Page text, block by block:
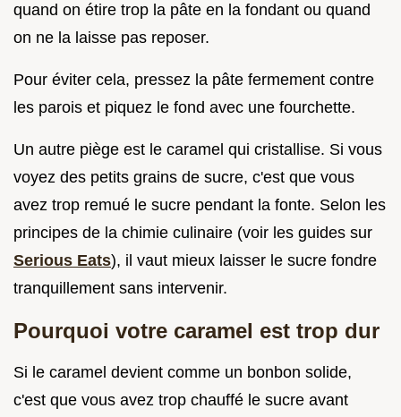
quand on étire trop la pâte en la fondant ou quand
on ne la laisse pas reposer.
Pour éviter cela, pressez la pâte fermement contre
les parois et piquez le fond avec une fourchette.
Un autre piège est le caramel qui cristallise. Si vous
voyez des petits grains de sucre, c'est que vous
avez trop remué le sucre pendant la fonte. Selon les
principes de la chimie culinaire (voir les guides sur
Serious Eats), il vaut mieux laisser le sucre fondre
tranquillement sans intervenir.
Pourquoi votre caramel est trop dur
Si le caramel devient comme un bonbon solide,
c'est que vous avez trop chauffé le sucre avant